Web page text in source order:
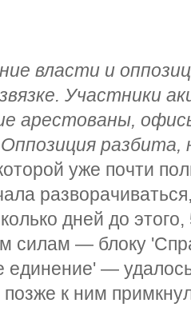
власти и
Участники
арестованы,
разбита,
уже почти
дней до
силам — блоку
—
позже к ним